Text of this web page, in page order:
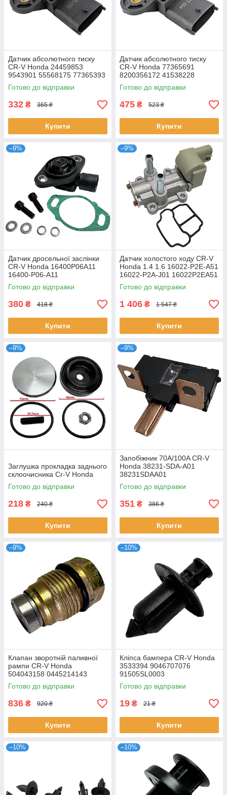
Датчик абсолютного тиску
CR-V Honda 24459853
9543901 55568175 77365393
504088431 504245257
55206797
Готово до відправки
332 ₴ 365 ₴
Купити
Датчик абсолютного тиску
CR-V Honda 77365691
8200356172 41538228
55234857 100496101
55240726 55258501
Готово до відправки
475 ₴ 523 ₴
Купити
–9%
Датчик дросельної заслінки
CR-V Honda 16400P06A11
16400-P06-A11
Готово до відправки
380 ₴ 418 ₴
Купити
–9%
Датчик холостого ходу CR-V
Honda 1.4 1.6 16022-P2E-A51
16022-P2A-J01 16022P2EA51
16022P2AJ01
Готово до відправки
1 406 ₴ 1 547 ₴
Купити
–9%
Заглушка прокладка заднього
склоочисника Cr-V Honda
Готово до відправки
218 ₴ 240 ₴
Купити
–9%
Запобіжник 70A/100A CR-V
Honda 38231-SDA-A01
38231SDAA01
Готово до відправки
351 ₴ 386 ₴
Купити
–9%
Клапан зворотній паливної
рампи CR-V Honda
504043158 0445214143
0445214144 0445214145
0445214094
Готово до відправки
836 ₴ 920 ₴
Купити
–10%
Кліпса бампера CR-V Honda
3533394 9046707076
91505SL0003
Готово до відправки
19 ₴ 21 ₴
Купити
–10% –10%